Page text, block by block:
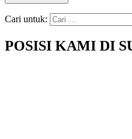
Cari untuk:
POSISI KAMI DI